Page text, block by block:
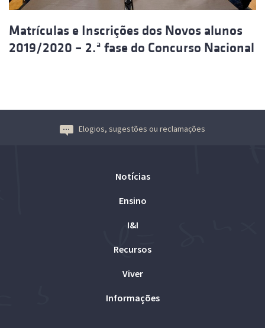
Matrículas e Inscrições dos Novos alunos
2019/2020 – 2.ª fase do Concurso Nacional
Elogios, sugestões ou reclamações
Notícias
Ensino
I&I
Recursos
Viver
Informações